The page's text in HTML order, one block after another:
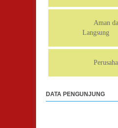
Aman
Langsung
DATA PENGUNJUNG